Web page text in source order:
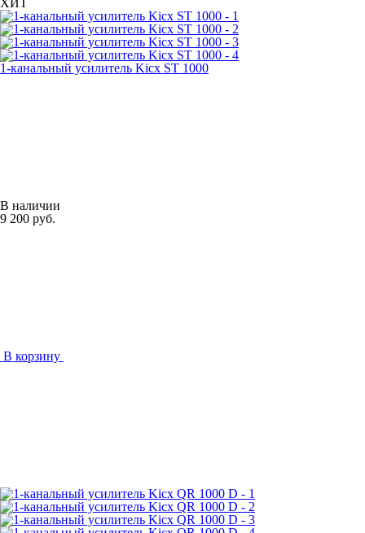
ХИТ
1-канальный усилитель Kicx ST 1000
В наличии
9 200 руб.
В корзину